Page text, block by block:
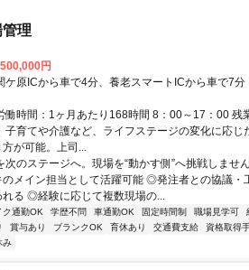
理
円
ケ原ICから車で4分、養老スマートICから車で7分
働時間：1ヶ月あたり168時間 8：00～17：00 残
子育てや介護など、ライフステージの変化に応じ
が可能。上司...
次のステージへ。現場を“動かす側”へ挑戦しませ
メイン担当として活躍可能 ◎発注者との協議・
れる ◎経験に応じて複数現場の...
ク通勤OK 学歴不問 車通勤OK 固定時間制 職場見学可
賞与あり ブランクOK 育休あり 交通費支給
資格取得
み